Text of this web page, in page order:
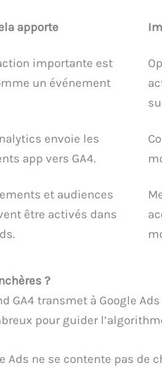
apporte
importante est
un événement
envoie les
app vers GA4.
et audiences
être activés dans
?
GA4 transmet à Google
pour guider
Ads ne se contente pas de